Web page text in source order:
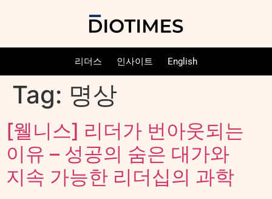
리더스 인사이트 English
Tag: 명상
[웰니스] 리더가 번아웃되는
이유 – 성공의 숨은 대가와
지속 가능한 리더십의 과학